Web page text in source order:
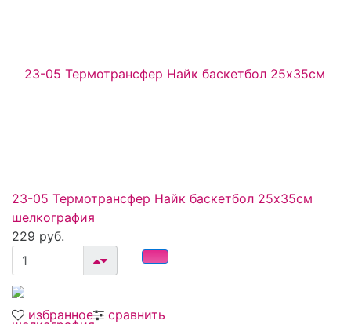
избранное сравнить
23-05 Термотрансфер Найк баскетбол 25х35см
шелкография
229 руб.